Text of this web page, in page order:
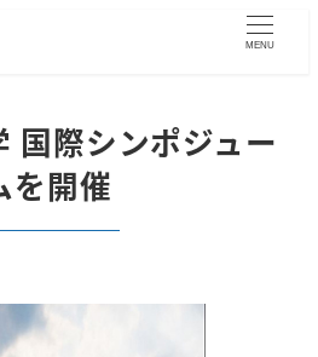
MENU
国際シンポジュー
を開催